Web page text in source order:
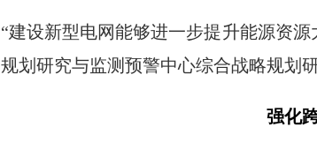
“建设新型电网能够进一步提升能源资
规划研究与监测预警中心综合战略规划
强化